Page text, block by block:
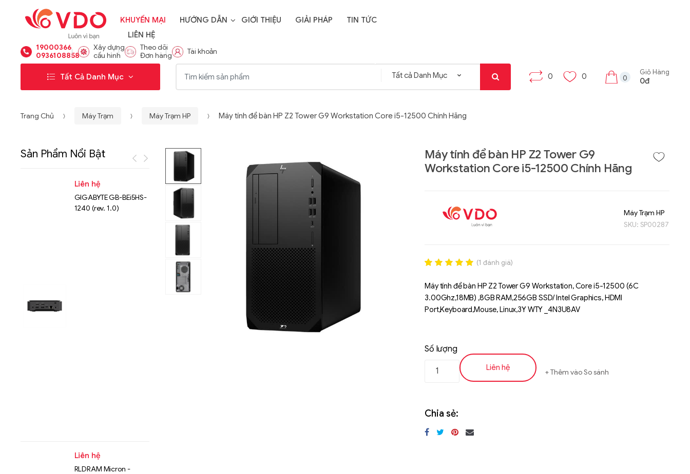
KHUYẾN MẠI HƯỚNG DẪN GIỚI THIỆU GIẢI PHÁP
TIN TỨC
LIÊN HỆ
19000366
0936108858
Xây dựng
cấu hình
Theo dõi
Đơn hàng
Tài khoản
Tất Cả Danh Mục 0 0 0
Giỏ Hàng
0đ
Trang Chủ Máy Trạm Máy Trạm HP Máy tính để bàn HP Z2 Tower G9 Workstation Core i5-12500 Chính Hãng
Máy tính để bàn HP Z2 Tower G9
Workstation Core i5-12500 Chính Hãng
Máy Trạm HP
SKU: SP00287
out of 5
based on
đánh giá
(1 đánh giá)
Máy tính để bàn HP Z2 Tower G9 Workstation, Core i5-12500 (6C
3.00Ghz,18MB) ,8GB RAM,256GB SSD/ Intel Graphics, HDMI
Port,Keyboard,Mouse, Linux,3Y WTY _4N3U8AV
Số lượng
Liên hệ Thêm vào So sánh
Chia sẻ:
Sản Phẩm Nổi Bật
Liên hệ
GIGABYTE GB-BEi5HS-
1240 (rev. 1.0)
Liên hệ
RLDRAM Micron -
NVMe™ SSD Storage
Liên hệ
Tab X8